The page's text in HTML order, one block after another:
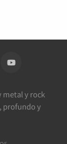
metal y rock
profundo y